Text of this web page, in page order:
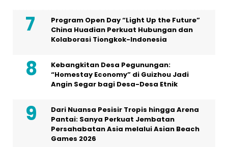
Program Open Day “Light Up the Future”
China Huadian Perkuat Hubungan dan
Kolaborasi Tiongkok-Indonesia
Kebangkitan Desa Pegunungan:
“Homestay Economy” di Guizhou Jadi
Angin Segar bagi Desa-Desa Etnik
Dari Nuansa Pesisir Tropis hingga Arena
Pantai: Sanya Perkuat Jembatan
Persahabatan Asia melalui Asian Beach
Games 2026